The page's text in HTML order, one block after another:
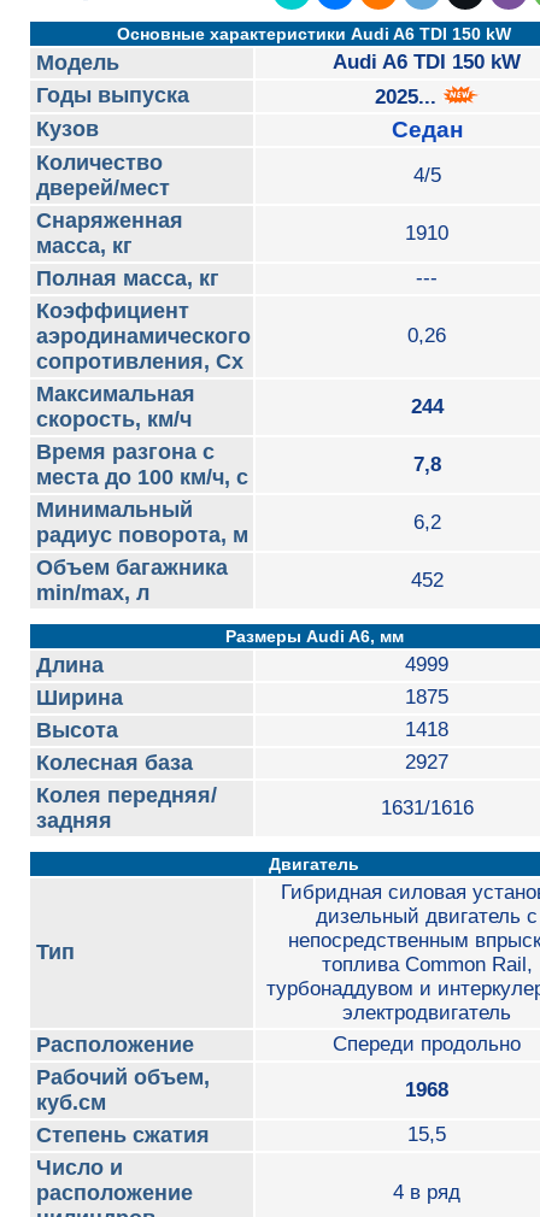
Основные характеристики Audi A6 TDI 150 kW
Модель Audi A6 TDI 150 kW
Годы выпуска 2025...
Кузов Седан
Количество
дверей/мест
4/5
Снаряженная
масса, кг
1910
Полная масса, кг ---
Коэффициент
аэродинамического
сопротивления, Сх
0,26
Максимальная
скорость, км/ч
244
Время разгона с
места до 100 км/ч, с
7,8
Минимальный
радиус поворота, м
6,2
Объем багажника
min/max, л
452
Размеры Audi A6, мм
Длина 4999
Ширина 1875
Высота 1418
Колесная база 2927
Колея передняя/
задняя
1631/1616
Двигатель
Тип
Гибридная силовая
дизельный двигатель с
непосредственным
топлива Common Rail,
турбонаддувом и
электродвигатель
Расположение Спереди продольно
Рабочий объем,
куб.см
1968
Степень сжатия 15,5
Число и
расположение
4 в ряд